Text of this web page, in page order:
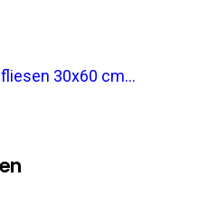
30x60 cm...